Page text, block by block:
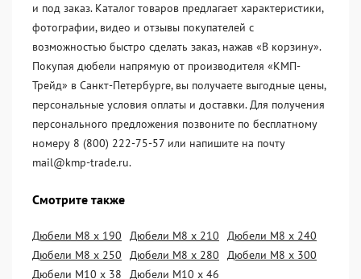
и под заказ. Каталог товаров предлагает характеристики,
фотографии, видео и отзывы покупателей с
возможностью быстро сделать заказ, нажав «В корзину».
Покупая дюбели напрямую от производителя «KМП-
Трейд» в Санкт-Петербурге, вы получаете выгодные цены,
персональные условия оплаты и доставки. Для получения
персонального предложения позвоните по бесплатному
номеру 8 (800) 222-75-57 или напишите на почту
mail@kmp-trade.ru.
Смотрите также
Дюбели М8 х 190 Дюбели М8 х 210
Дюбели М8 х 240
Дюбели М8 х 250
Дюбели М8 х 280
Дюбели М8 х 300
Дюбели М10 х 38
Дюбели М10 х 46